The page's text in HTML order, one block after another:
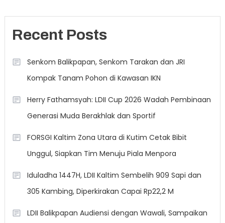
Recent Posts
Senkom Balikpapan, Senkom Tarakan dan JRI
Kompak Tanam Pohon di Kawasan IKN
Herry Fathamsyah: LDII Cup 2026 Wadah Pembinaan
Generasi Muda Berakhlak dan Sportif
FORSGI Kaltim Zona Utara di Kutim Cetak Bibit
Unggul, Siapkan Tim Menuju Piala Menpora
Iduladha 1447H, LDII Kaltim Sembelih 909 Sapi dan
305 Kambing, Diperkirakan Capai Rp22,2 M
LDII Balikpapan Audiensi dengan Wawali, Sampaikan